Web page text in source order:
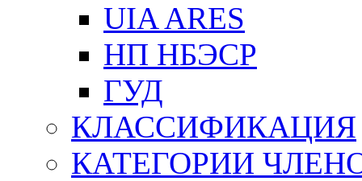
UIA ARES
НП НБЭСР
ГУД
КЛАССИФИКАЦИЯ
КАТЕГОРИИ